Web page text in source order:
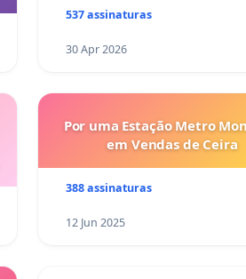
537 assinaturas
30 Apr 2026
Por uma Estação Metro
em Vendas de Ceira
388 assinaturas
12 Jun 2025